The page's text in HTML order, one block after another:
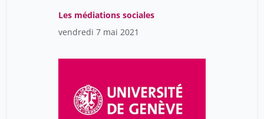
Les médiations sociales
vendredi 7 mai 2021